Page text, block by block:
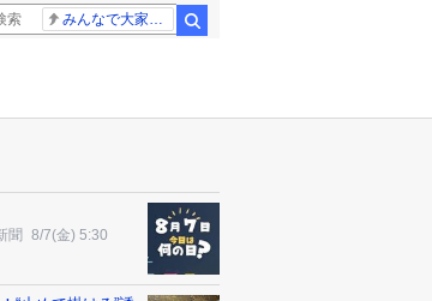
みんなで大家さん 2881億円
聞 8/7(金) 5:30